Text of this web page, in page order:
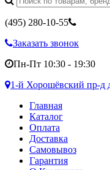
(495) 280-10-55
Заказать звонок
Пн-Пт 10:30 - 19:30
1-й Хорошёвский пр-д
Главная
Каталог
Оплата
Доставка
Самовывоз
Гарантия